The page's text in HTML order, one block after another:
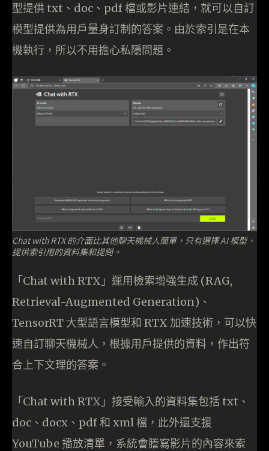
型提供 txt、doc、pdf 檔或影片連結，就可以自訂
模型提供為用戶量身訂制的答案。由於索引是在本
機執行，所以不用擔心私隱問題。
Chat with RTX 的介面比其他聊天機械人簡單，只有選擇 AI 模型、
提供索引用的資料集和提問。
「Chat with RTX」運用檢索增強生成 (RAG,
Retrieval-Augmented Generation)、
TensorRT 大型語言模型和 RTX 加速技術，可以快
速自訂聊天機械人，根據用戶提供的資料，作出符
合上下文理的答案。
「Chat with RTX」接受輸入的資料集包括 txt、
doc、docx、pdf 和 xml 檔，此外還支援
YouTube 播放清單，系統會謄寫影片的內容來索